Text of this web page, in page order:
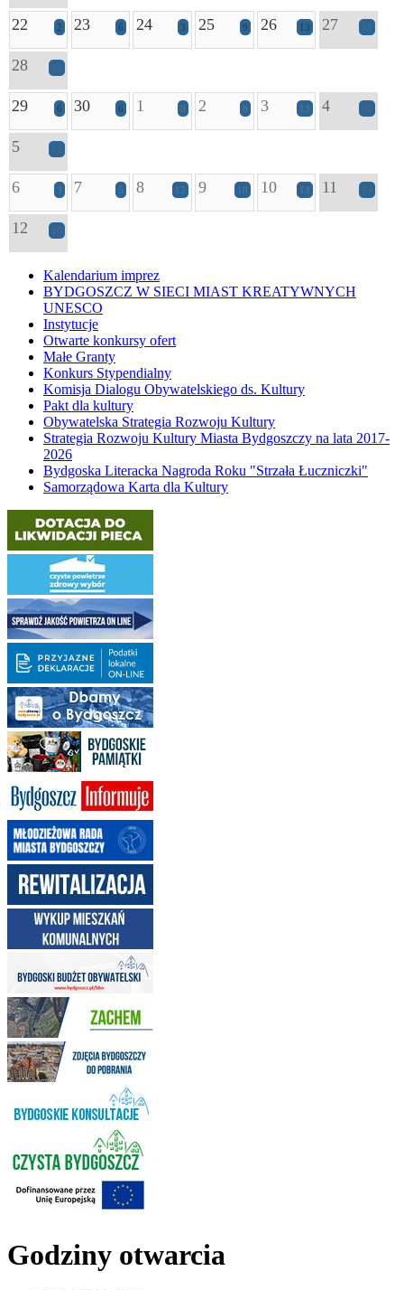
22 2 23 6 24 3 25 9 26 13 27 31
28 19
29 6 30 6 1 8 2 8 3 13 4 20
5 12
6 3 7 5 8 12 9 10 10 13 11 24
12 16
Kalendarium imprez
BYDGOSZCZ W SIECI MIAST KREATYWNYCH
UNESCO
Instytucje
Otwarte konkursy ofert
Małe Granty
Konkurs Stypendialny
Komisja Dialogu Obywatelskiego ds. Kultury
Pakt dla kultury
Obywatelska Strategia Rozwoju Kultury
Strategia Rozwoju Kultury Miasta Bydgoszczy na lata 2017-
2026
Bydgoska Literacka Nagroda Roku "Strzała Łuczniczki"
Samorządowa Karta dla Kultury
Godziny otwarcia